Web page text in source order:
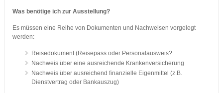
Was benötige ich zur Ausstellung?
Es müssen eine Reihe von Dokumenten und Nachweisen vorgelegt
werden:
Reisedokument (Reisepass oder Personalausweis?
Nachweis über eine ausreichende Krankenversicherung
Nachweis über ausreichend finanzielle Eigenmittel (z.B.
Dienstvertrag oder Bankauszug)